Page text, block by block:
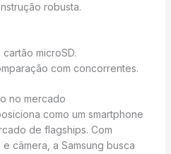
robusta.
microSD.
com concorrentes.
no mercado
como um smartphone
de flagships. Com
câmera, a Samsung busca